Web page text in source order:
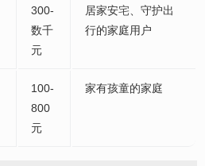
300-
数千
元
居家安宅、守护出
行的家庭用户
100-
800
元
家有孩童的家庭